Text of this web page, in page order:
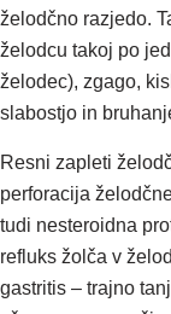
želodčno razjedo.
želodcu takoj po
želodec), zgago,
slabostjo in
Resni zapleti
perforacija
tudi nesteroidna
refluks žolča v
gastritis – trajno